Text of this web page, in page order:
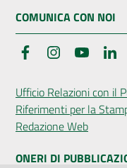
COMUNICA CON NOI
FacebookInstagramYouTube
Ufficio Relazioni con il
Riferimenti per la
Redazione Web
ONERI DI